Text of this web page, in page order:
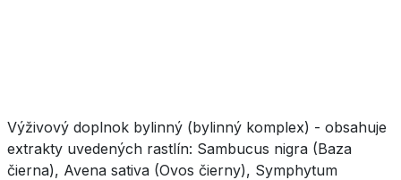
Výživový doplnok bylinný (bylinný komplex) - obsahuje
extrakty uvedených rastlín: Sambucus nigra (Baza
čierna), Avena sativa (Ovos čierny), Symphytum